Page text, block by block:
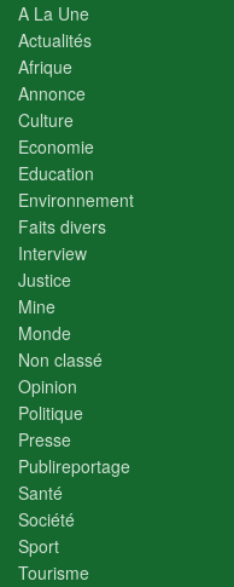
A La Une
Actualités
Afrique
Annonce
Culture
Economie
Education
Environnement
Faits divers
Interview
Justice
Mine
Monde
Non classé
Opinion
Politique
Presse
Publireportage
Santé
Société
Sport
Tourisme